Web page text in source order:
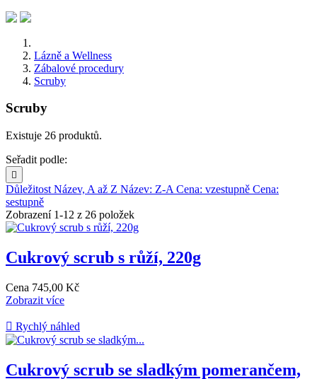
Lázně a Wellness
Zábalové procedury
Scruby
Scruby
Existuje 26 produktů.
Seřadit podle:

Důležitost Název, A až Z Název: Z-A Cena: vzestupně Cena:
sestupně
Zobrazení 1-12 z 26 položek
Cukrový scrub s růží, 220g
Cena 745,00 Kč
Zobrazit více
 Rychlý náhled
Cukrový scrub se sladkým pomerančem,